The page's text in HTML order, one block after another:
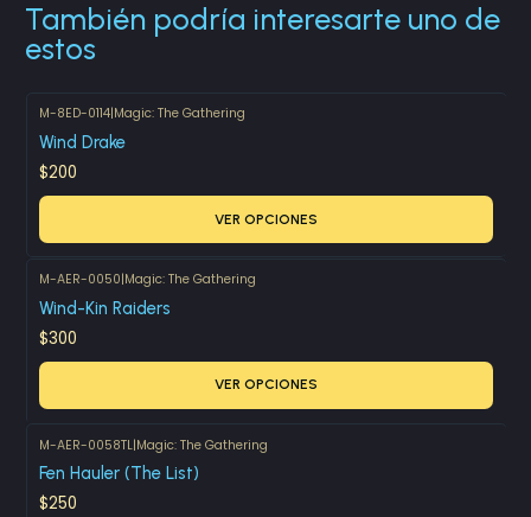
También podría interesarte uno de
estos
M-8ED-0114|Magic: The Gathering
Wind Drake
$200
VER OPCIONES
M-AER-0050|Magic: The Gathering
Wind-Kin Raiders
$300
VER OPCIONES
M-AER-0058TL|Magic: The Gathering
Fen Hauler (The List)
$250